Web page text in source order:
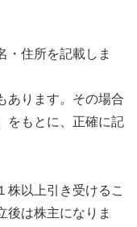
・住所を記載しま
あります。その場合
をもとに、正確に記
株以上引き受けるこ
後は株主になりま